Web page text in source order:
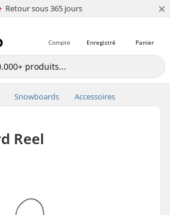
Retour sous 365 jours
4.8 de 5 ×
Panier
Enregistré
Compte
Snowboards Accessoires
Reel